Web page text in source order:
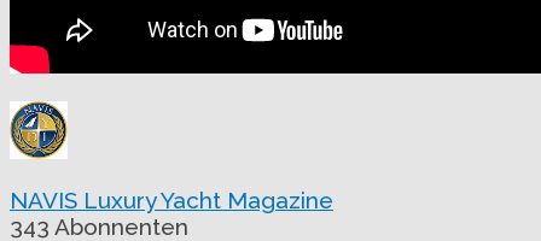
NAVIS Luxury Yacht Magazine
343 Abonnenten